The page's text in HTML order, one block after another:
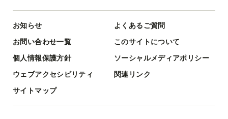
お知らせ
よくあるご質問
お問い合わせ一覧
このサイトについて
個人情報保護方針
ソーシャルメディアポリシー
ウェブアクセシビリティ
関連リンク
サイトマップ